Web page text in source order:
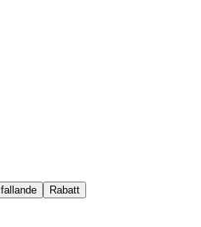
Rabatt